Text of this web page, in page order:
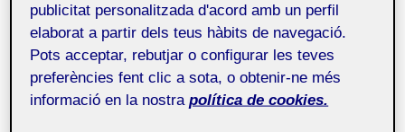
de música en multimedia y, de paso, para que nos de su
versión de todo el trasfo...
Albert Criado Samora 20 de juliol de 2005
Mosaic ha querido fijar su atención en un tema de
publicitat personalitzada d'acord amb un perfil
elaborat a partir dels teus hàbits de navegació.
Pots acceptar, rebutjar o configurar les teves
preferències fent clic a sota, o obtenir-ne més
informació en la nostra política de cookies.